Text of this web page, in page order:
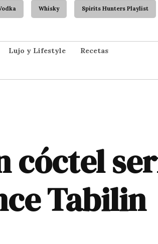
Whisky Spirits Hunters Playlist
Lujo y Lifestyle Recetas
cóctel
Tabilin